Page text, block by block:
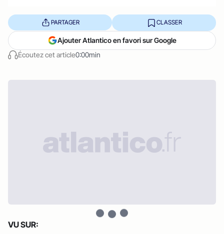
Écoutez cet article0:00min
PARTAGER CLASSER
Ajouter Atlantico en favori sur Google
VU SUR: